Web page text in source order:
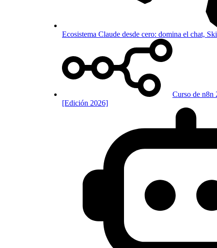
Ecosistema Claude desde cero: domina el chat,
Curso de n8n
[Edición 2026]